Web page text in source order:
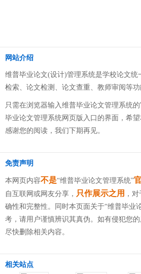
网站介绍
维普毕业论文(设计)管理系统是学校论文统
检索、论文检测、论文查重、教师审阅等功
只需在浏览器输入维普毕业论文管理系统
毕业论文管理系统网页版入口的界面，希望
感谢您的阅读，我们下期再见。
免责声明
本网页内容不是“维普毕业论文管理系统”
自互联网或网友分享， 只作展示之用 ，
确性和完整性。同时本页面关于“维普毕业
考，请用户谨慎辨识其真伪。如有侵犯您
尽快删除相关内容。
相关站点